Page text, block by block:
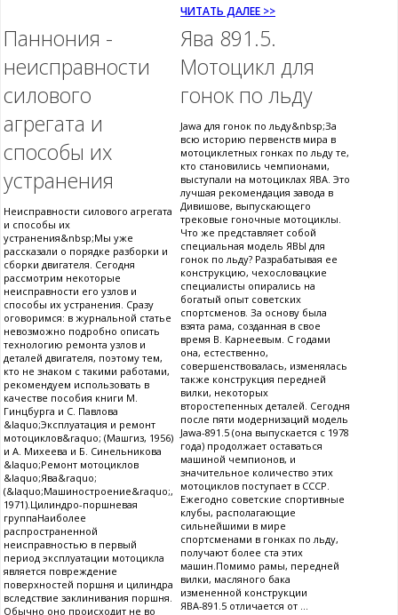
ЧИТАТЬ ДАЛЕЕ >>
Паннония -
неисправности
силового
агрегата и
способы их
устранения
Неисправности силового агрегата
и способы их
устранения&nbsp;Мы уже
рассказали о порядке разборки и
сборки двигателя. Сегодня
рассмотрим некоторые
неисправности его узлов и
способы их устранения. Сразу
оговоримся: в журнальной статье
невозможно подробно описать
технологию ремонта узлов и
деталей двигателя, поэтому тем,
кто не знаком с такими работами,
рекомендуем использовать в
качестве пособия книги М.
Гинцбурга и С. Павлова
&laquo;Эксплуатация и ремонт
мотоциклов&raquo; (Машгиз, 1956)
и А. Михеева и Б. Синельникова
&laquo;Ремонт мотоциклов
&laquo;Ява&raquo;
(&laquo;Машиностроение&raquo;,
1971).Цилиндро-поршневая
группаНаиболее
распространенной
неисправностью в первый
период эксплуатации мотоцикла
является повреждение
поверхностей поршня и цилиндра
вследствие заклинивания поршня.
Обычно оно происходит не во
Ява 891.5.
Мотоцикл для
гонок по льду
Jawa для гонок по льду&nbsp;За
всю историю первенств мира в
мотоциклетных гонках по льду те,
кто становились чемпионами,
выступали на мотоциклах ЯВА. Это
лучшая рекомендация завода в
Дивишове, выпускающего
трековые гоночные мотоциклы.
Что же представляет собой
специальная модель ЯВЫ для
гонок по льду? Разрабатывая ее
конструкцию, чехословацкие
специалисты опирались на
богатый опыт советских
спортсменов. За основу была
взята рама, созданная в свое
время В. Карнеевым. С годами
она, естественно,
совершенствовалась, изменялась
также конструкция передней
вилки, некоторых
второстепенных деталей. Сегодня
после пяти модернизаций модель
Jawa-891.5 (она выпускается с 1978
года) продолжает оставаться
машиной чемпионов, и
значительное количество этих
мотоциклов поступает в СССР.
Ежегодно советские спортивные
клубы, располагающие
сильнейшими в мире
спортсменами в гонках по льду,
получают более ста этих
машин.Помимо рамы, передней
вилки, масляного бака
измененной конструкции
ЯВА-891.5 отличается от ...